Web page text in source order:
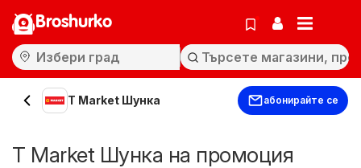
Broshurko
T Market Шунка абонирайте се
T Market Шунка на промоция